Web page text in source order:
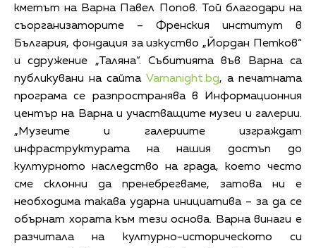
кметът на Варна Павел Попов. Той благодари на
съорганизаторите – Френския институт в
България, фондация за изкуство „Йордан Петков“
и сдружение „Таляна“. Събитията във Варна са
публикувани на сайта Varnanight.bg, а печатната
програма се разпространява в Информационния
център на Варна и участващите музеи и галерии.
„Музеите и галериите изграждат
инфраструктурата на нашия достъп до
културното наследство на града, което често
сме склонни да пренебрегваме, затова ни е
необходима такава ударна инициатива – за да се
обърнат хората към тези основа. Варна винаги е
разчитала на културно-историческото си